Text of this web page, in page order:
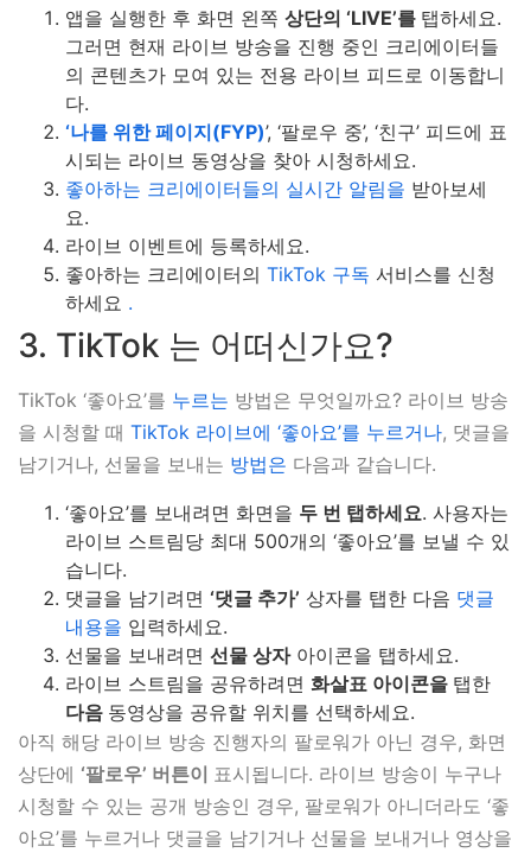
앱을 실행한 후 화면 왼쪽 상단의 ‘LIVE’를 탭하세요.
그러면 현재 라이브 방송을 진행 중인 크리에이터들
의 콘텐츠가 모여 있는 전용 라이브 피드로 이동합니
다.
‘나를 위한 페이지(FYP)’, ‘팔로우 중’, ‘친구’ 피드에 표
시되는 라이브 동영상을 찾아 시청하세요.
좋아하는 크리에이터들의 실시간 알림을 받아보세
요.
라이브 이벤트에 등록하세요.
좋아하는 크리에이터의 TikTok 구독 서비스를 신청
하세요 .
3. TikTok 는 어떠신가요?
TikTok ‘좋아요’를 누르는 방법은 무엇일까요? 라이브 방송
을 시청할 때 TikTok 라이브에 ‘좋아요’를 누르거나, 댓글을
남기거나, 선물을 보내는 방법은 다음과 같습니다.
‘좋아요’를 보내려면 화면을 두 번 탭하세요. 사용자는
라이브 스트림당 최대 500개의 ‘좋아요’를 보낼 수 있
습니다.
댓글을 남기려면 ‘댓글 추가’ 상자를 탭한 다음 댓글
내용을 입력하세요.
선물을 보내려면 선물 상자아이콘을 탭하세요.
라이브 스트림을 공유하려면 화살표 아이콘을 탭한
다음 동영상을 공유할 위치를 선택하세요.
아직 해당 라이브 방송 진행자의 팔로워가 아닌 경우, 화면
상단에 ‘팔로우’ 버튼이 표시됩니다. 라이브 방송이 누구나
시청할 수 있는 공개 방송인 경우, 팔로워가 아니더라도 ‘좋
아요’를 누르거나 댓글을 남기거나 선물을 보내거나 영상을